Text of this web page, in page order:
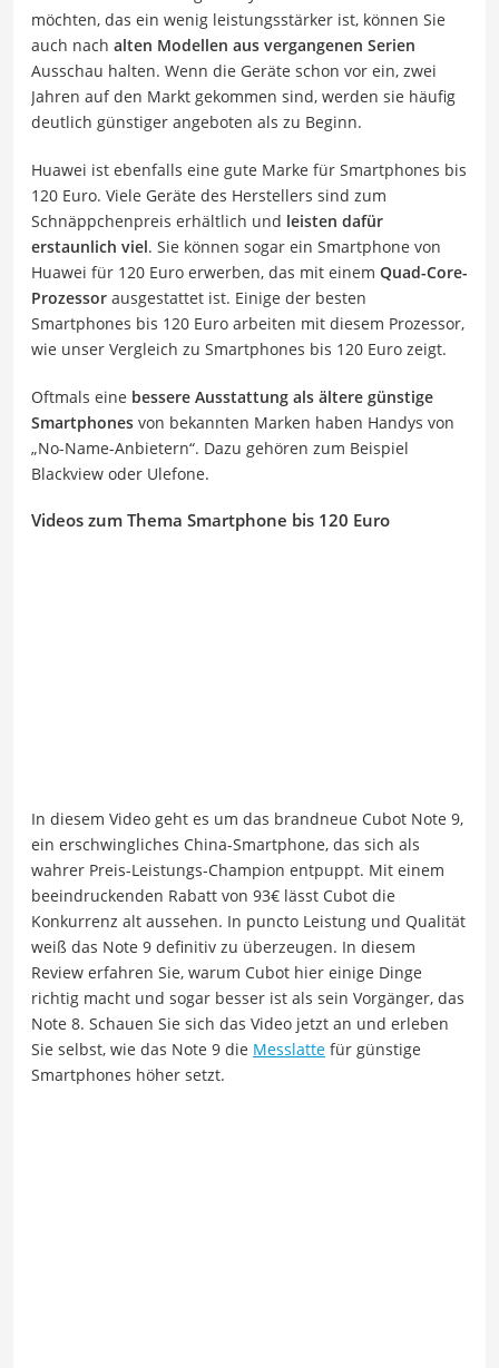
möchten, das ein wenig leistungsstärker ist, können Sie
auch nach alten Modellen aus vergangenen Serien
Ausschau halten. Wenn die Geräte schon vor ein, zwei
Jahren auf den Markt gekommen sind, werden sie häufig
deutlich günstiger angeboten als zu Beginn.
Huawei ist ebenfalls eine gute Marke für Smartphones bis
120 Euro. Viele Geräte des Herstellers sind zum
Schnäppchenpreis erhältlich und leisten dafür
erstaunlich viel. Sie können sogar ein Smartphone von
Huawei für 120 Euro erwerben, das mit einem Quad-Core-
Prozessor ausgestattet ist. Einige der besten
Smartphones bis 120 Euro arbeiten mit diesem Prozessor,
wie unser Vergleich zu Smartphones bis 120 Euro zeigt.
Oftmals eine bessere Ausstattung als ältere günstige
Smartphones von bekannten Marken haben Handys von
„No-Name-Anbietern“. Dazu gehören zum Beispiel
Blackview oder Ulefone.
Videos zum Thema Smartphone bis 120 Euro
In diesem Video geht es um das brandneue Cubot Note 9,
ein erschwingliches China-Smartphone, das sich als
wahrer Preis-Leistungs-Champion entpuppt. Mit einem
beeindruckenden Rabatt von 93€ lässt Cubot die
Konkurrenz alt aussehen. In puncto Leistung und Qualität
weiß das Note 9 definitiv zu überzeugen. In diesem
Review erfahren Sie, warum Cubot hier einige Dinge
richtig macht und sogar besser ist als sein Vorgänger, das
Note 8. Schauen Sie sich das Video jetzt an und erleben
Sie selbst, wie das Note 9 die Messlatte für günstige
Smartphones höher setzt.